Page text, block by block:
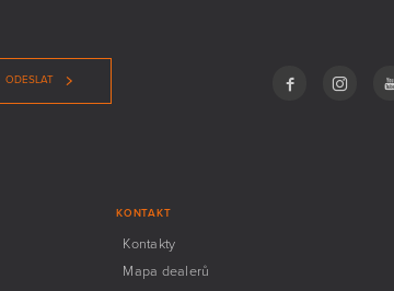
ODESLAT
KONTAKT
Kontakty
Mapa dealerů